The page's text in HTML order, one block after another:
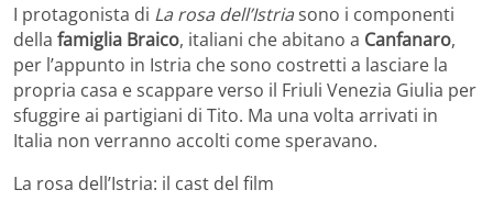
I protagonista di La rosa dell’Istriasono i componenti
della famiglia Braico, italiani che abitano a Canfanaro,
per l’appunto in Istria che sono costretti a lasciare la
propria casa e scappare verso il Friuli Venezia Giulia per
sfuggire ai partigiani di Tito. Ma una volta arrivati in
Italia non verranno accolti come speravano.
La rosa dell’Istria: il cast del film